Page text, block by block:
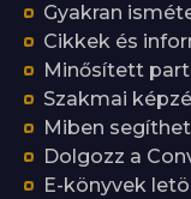
Gyakran
Cikkek és
Minősített
Szakmai
Miben
Dolgozz a
E-könyvek